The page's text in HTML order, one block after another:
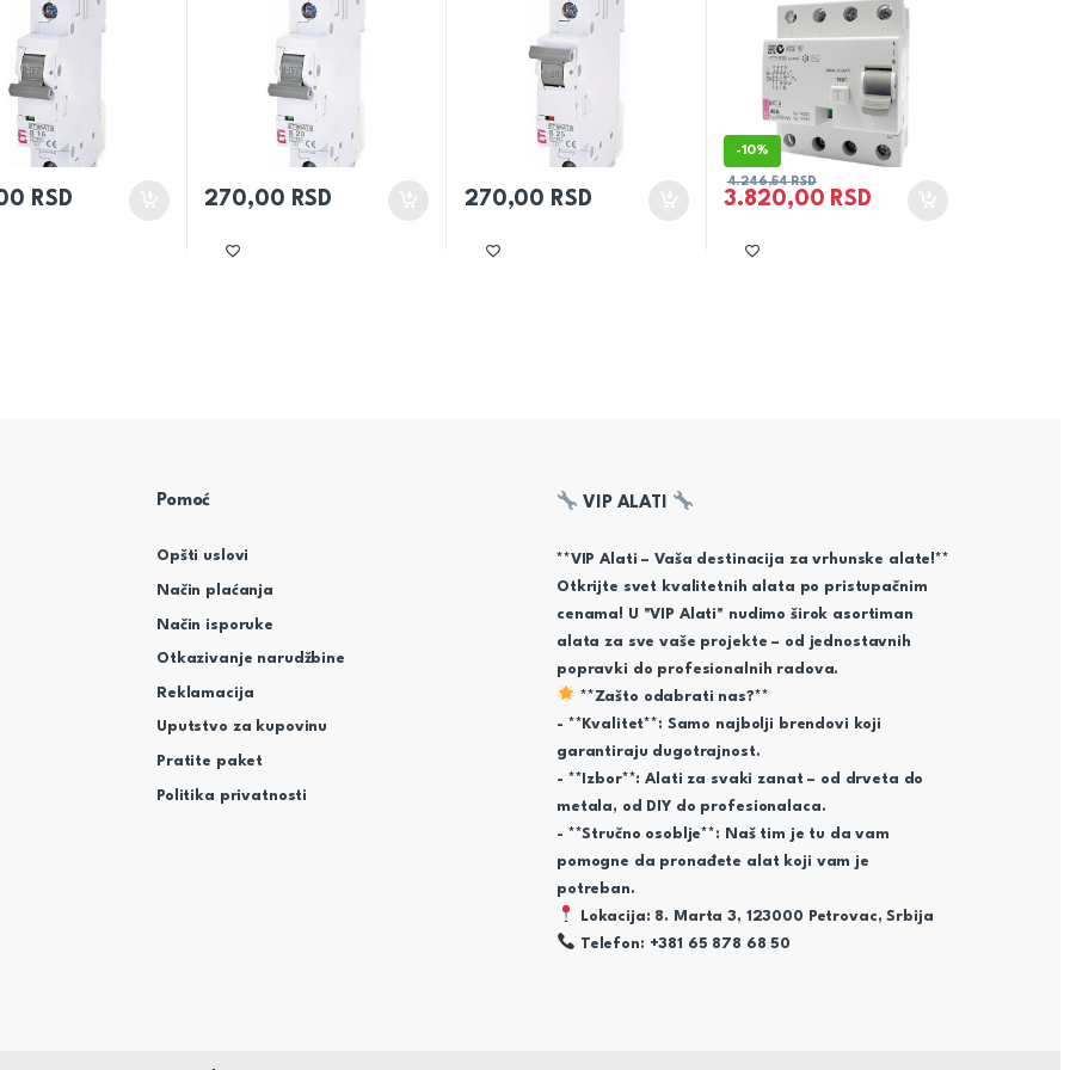
RSD 270,00 RSD 270,00 RSD
-10%
3.820,00 RSD
4.246,54RSD
Pomoć
Opšti uslovi
Način plaćanja
Način isporuke
Otkazivanje narudžbine
Reklamacija
Uputstvo za kupovinu
Pratite paket
Politika privatnosti
VIP ALATI
**VIP Alati – Vaša destinacija za vrhunske alate!**
Otkrijte svet kvalitetnih alata po pristupačnim
cenama! U "VIP Alati" nudimo širok asortiman
alata za sve vaše projekte – od jednostavnih
popravki do profesionalnih radova.
**Zašto odabrati nas?**
- **Kvalitet**: Samo najbolji brendovi koji
garantiraju dugotrajnost.
- **Izbor**: Alati za svaki zanat – od drveta do
metala, od DIY do profesionalaca.
- **Stručno osoblje**: Naš tim je tu da vam
pomogne da pronađete alat koji vam je
potreban.
Lokacija: 8. Marta 3, 123000 Petrovac, Srbija
Telefon: +381 65 878 68 50